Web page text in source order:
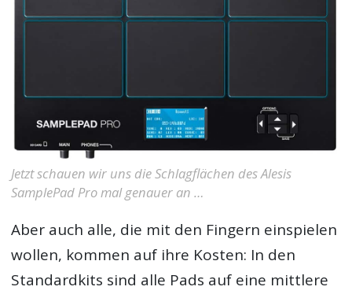
Jetzt schauen wir uns die Schlagflächen des Alesis
SamplePad Pro mal genauer an …
Aber auch alle, die mit den Fingern einspielen
wollen, kommen auf ihre Kosten: In den
Standardkits sind alle Pads auf eine mittlere